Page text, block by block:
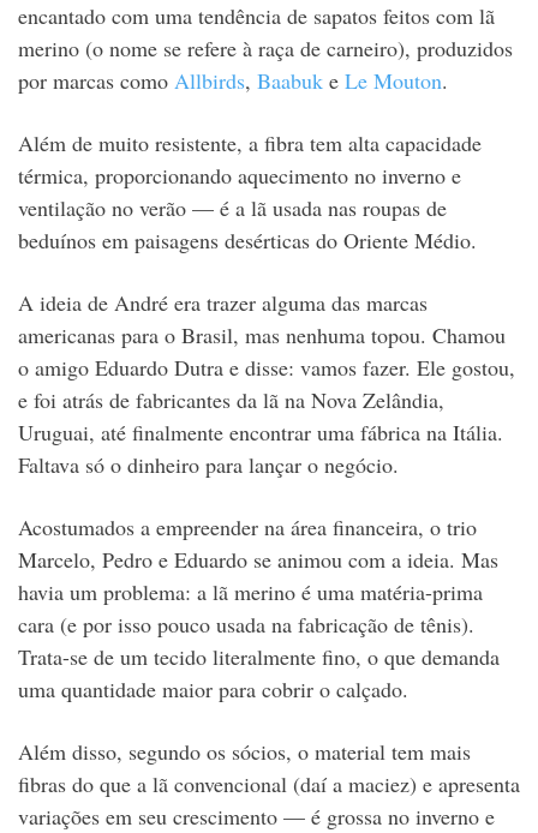
encantado com uma tendência de sapatos feitos com lã
merino (o nome se refere à raça de carneiro), produzidos
por marcas como Allbirds, Baabuk e Le Mouton.
Além de muito resistente, a fibra tem alta capacidade
térmica, proporcionando aquecimento no inverno e
ventilação no verão — é a lã usada nas roupas de
beduínos em paisagens desérticas do Oriente Médio.
A ideia de André era trazer alguma das marcas
americanas para o Brasil, mas nenhuma topou. Chamou
o amigo Eduardo Dutra e disse: vamos fazer. Ele gostou,
e foi atrás de fabricantes da lã na Nova Zelândia,
Uruguai, até finalmente encontrar uma fábrica na Itália.
Faltava só o dinheiro para lançar o negócio.
Acostumados a empreender na área financeira, o trio
Marcelo, Pedro e Eduardo se animou com a ideia. Mas
havia um problema: a lã merino é uma matéria-prima
cara (e por isso pouco usada na fabricação de tênis).
Trata-se de um tecido literalmente fino, o que demanda
uma quantidade maior para cobrir o calçado.
Além disso, segundo os sócios, o material tem mais
fibras do que a lã convencional (daí a maciez) e apresenta
variações em seu crescimento — é grossa no inverno e